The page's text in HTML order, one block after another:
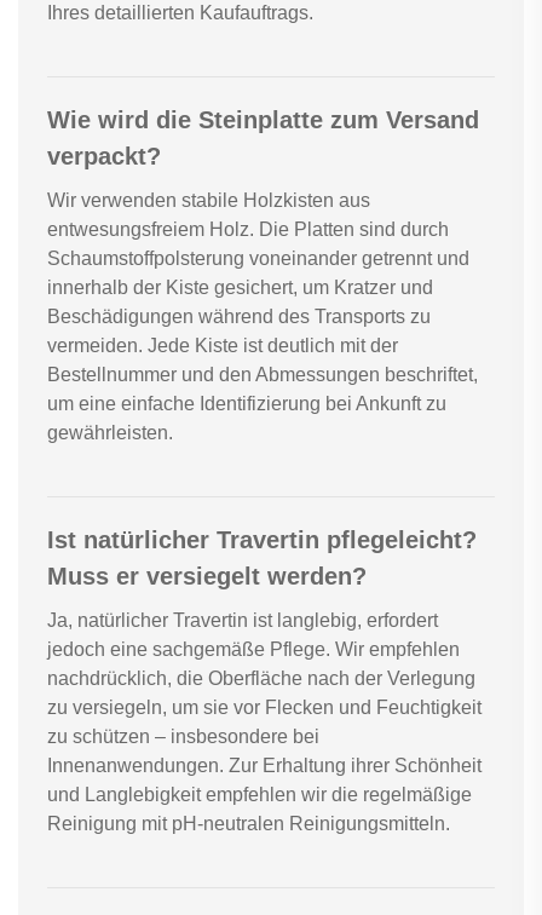
Ihres detaillierten Kaufauftrags.
Wie wird die Steinplatte zum Versand
verpackt?
Wir verwenden stabile Holzkisten aus
entwesungsfreiem Holz. Die Platten sind durch
Schaumstoffpolsterung voneinander getrennt und
innerhalb der Kiste gesichert, um Kratzer und
Beschädigungen während des Transports zu
vermeiden. Jede Kiste ist deutlich mit der
Bestellnummer und den Abmessungen beschriftet,
um eine einfache Identifizierung bei Ankunft zu
gewährleisten.
Ist natürlicher Travertin pflegeleicht?
Muss er versiegelt werden?
Ja, natürlicher Travertin ist langlebig, erfordert
jedoch eine sachgemäße Pflege. Wir empfehlen
nachdrücklich, die Oberfläche nach der Verlegung
zu versiegeln, um sie vor Flecken und Feuchtigkeit
zu schützen – insbesondere bei
Innenanwendungen. Zur Erhaltung ihrer Schönheit
und Langlebigkeit empfehlen wir die regelmäßige
Reinigung mit pH-neutralen Reinigungsmitteln.